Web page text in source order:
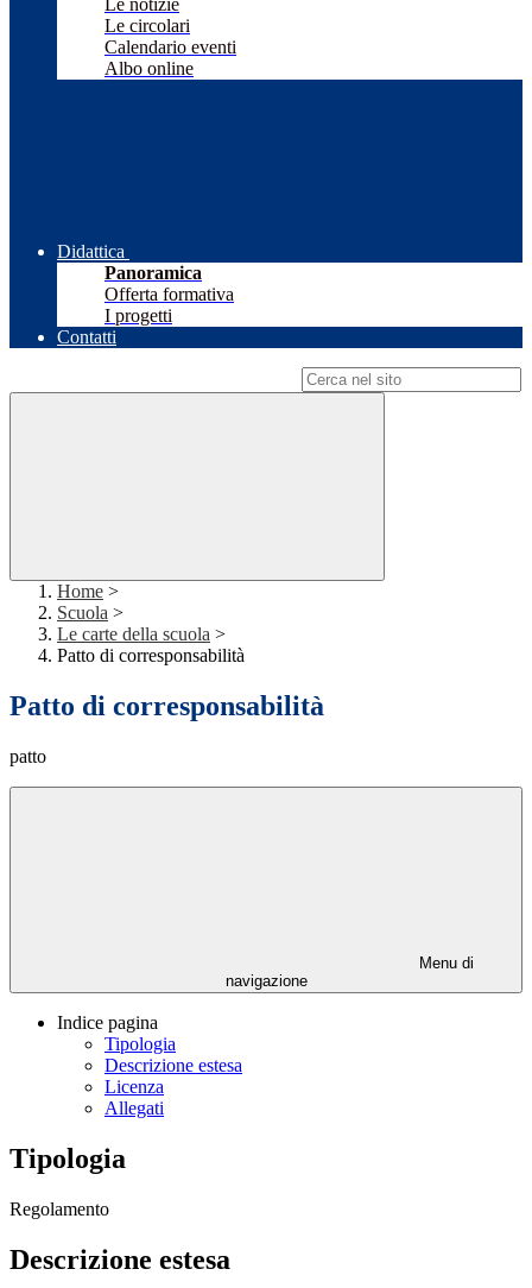
Le notizie
Le circolari
Calendario eventi
Albo online
Didattica
Panoramica
Offerta formativa
I progetti
Contatti
Home >
Scuola >
Le carte della scuola >
Patto di corresponsabilità
Patto di corresponsabilità
patto
Menu di
navigazione
Indice pagina
Tipologia
Descrizione estesa
Licenza
Allegati
Tipologia
Regolamento
Descrizione estesa